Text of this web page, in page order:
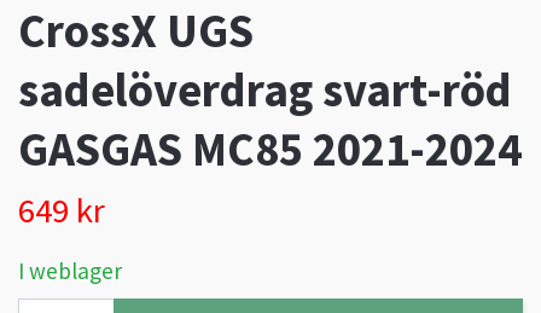
CrossX UGS
sadelöverdrag svart-röd
GASGAS MC85 2021-2024
649 kr
I weblager